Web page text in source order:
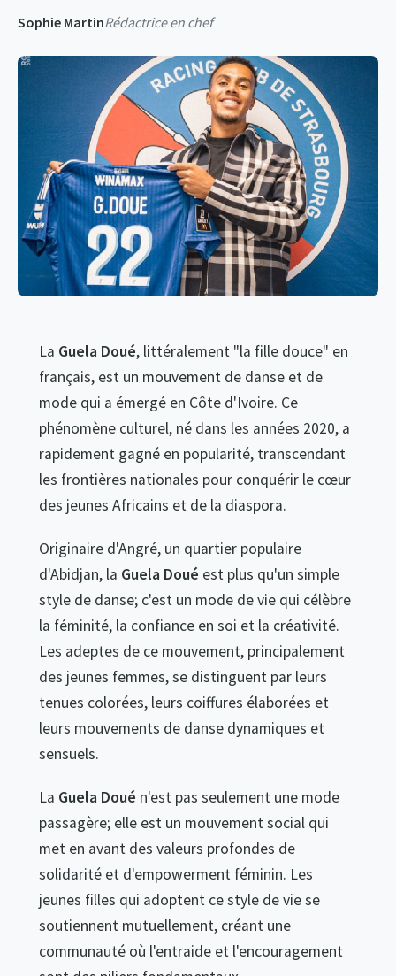
Sophie MartinRédactrice en chef
La Guela Doué, littéralement "la fille douce" en
français, est un mouvement de danse et de
mode qui a émergé en Côte d'Ivoire. Ce
phénomène culturel, né dans les années 2020, a
rapidement gagné en popularité, transcendant
les frontières nationales pour conquérir le cœur
des jeunes Africains et de la diaspora.
Originaire d'Angré, un quartier populaire
d'Abidjan, la Guela Doué est plus qu'un simple
style de danse; c'est un mode de vie qui célèbre
la féminité, la confiance en soi et la créativité.
Les adeptes de ce mouvement, principalement
des jeunes femmes, se distinguent par leurs
tenues colorées, leurs coiffures élaborées et
leurs mouvements de danse dynamiques et
sensuels.
La Guela Doué n'est pas seulement une mode
passagère; elle est un mouvement social qui
met en avant des valeurs profondes de
solidarité et d'empowerment féminin. Les
jeunes filles qui adoptent ce style de vie se
soutiennent mutuellement, créant une
communauté où l'entraide et l'encouragement